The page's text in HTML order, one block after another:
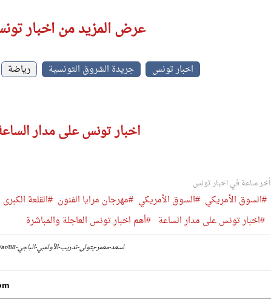
عرض المزيد من اخبار
اخبار تونس جريدة الشروق التونسية رياضة
اخبار تونس على مدار
أخر ساعة في اخبار تونس
#السوق الأمريكي #السوق الأمريكي #مهرجان مرايا الفنون #القلعة الكبرى
#اخبار تونس على مدار الساعة #أهم اخبار تونس العاجلة والمباشرة
https://www.klyoum.com/tunisia-news/ar/88-لسعد-معمر-يتولى-تدريب-الأولمبي-الباجي